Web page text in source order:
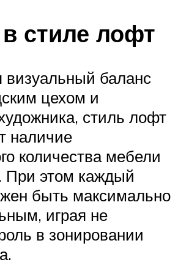
стиле лофт
баланс
цехом и
стиль лофт
наличие
количества мебели
При этом каждый
быть максимально
играя не
в зонировании